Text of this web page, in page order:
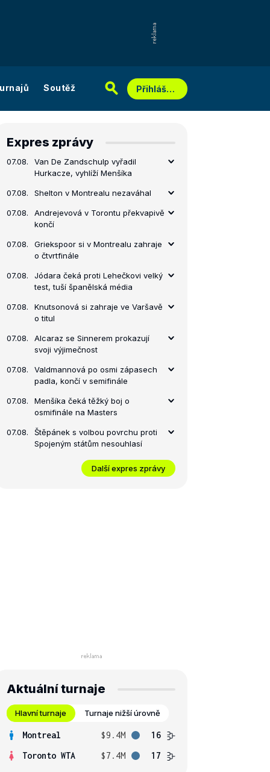
Soutěž Přihlášení
Expres zprávy
07.08.
Van De Zandschulp vyřadil
Hurkacze, vyhlíží Menšíka
07.08. Shelton v Montrealu nezaváhal
07.08.
Andrejevová v Torontu překvapivě
končí
07.08.
Griekspoor si v Montrealu zahraje
o čtvrtfinále
07.08.
Jódara čeká proti Lehečkovi velký
test, tuší španělská média
07.08.
Knutsonová si zahraje ve Varšavě
o titul
07.08.
Alcaraz se Sinnerem prokazují
svoji výjimečnost
07.08.
Valdmannová po osmi zápasech
padla, končí v semifinále
07.08.
Menšíka čeká těžký boj o
osmifinále na Masters
07.08.
Štěpánek s volbou povrchu proti
Spojeným státům nesouhlasí
Další expres zprávy
Aktuální turnaje
Hlavní turnaje Turnaje nižší úrovně
Montreal $9.4M
16
Toronto WTA
$7.4M 17